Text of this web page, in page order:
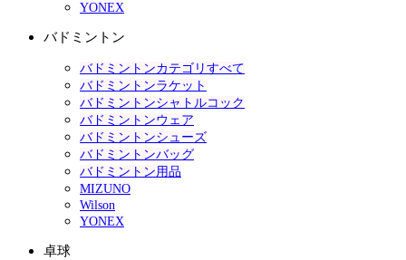
YONEX
バドミントン
バドミントンカテゴリすべて
バドミントンラケット
バドミントンシャトルコック
バドミントンウェア
バドミントンシューズ
バドミントンバッグ
バドミントン用品
MIZUNO
Wilson
YONEX
卓球